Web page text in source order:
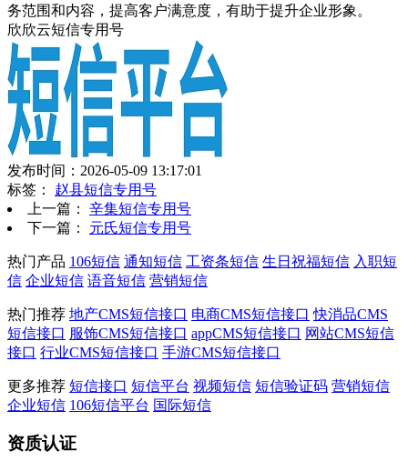
务范围和内容，提高客户满意度，有助于提升企业形象。
欣欣云短信专用号
发布时间：2026-05-09 13:17:01
标签： 赵县短信专用号
上一篇： 辛集短信专用号
下一篇： 元氏短信专用号
热门产品 106短信 通知短信 工资条短信 生日祝福短信 入职短
信 企业短信 语音短信 营销短信
热门推荐 地产CMS短信接口 电商CMS短信接口 快消品CMS
短信接口 服饰CMS短信接口 appCMS短信接口 网站CMS短信
接口 行业CMS短信接口 手游CMS短信接口
更多推荐 短信接口 短信平台 视频短信 短信验证码 营销短信
企业短信 106短信平台 国际短信
资质认证